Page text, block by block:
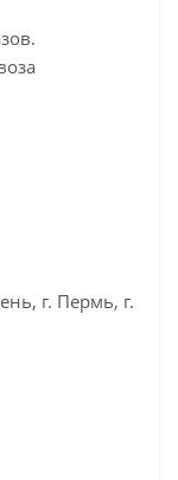
г. Пермь, г.